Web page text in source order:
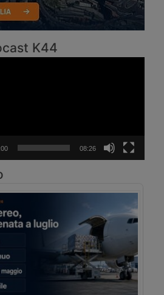
K44
08:26